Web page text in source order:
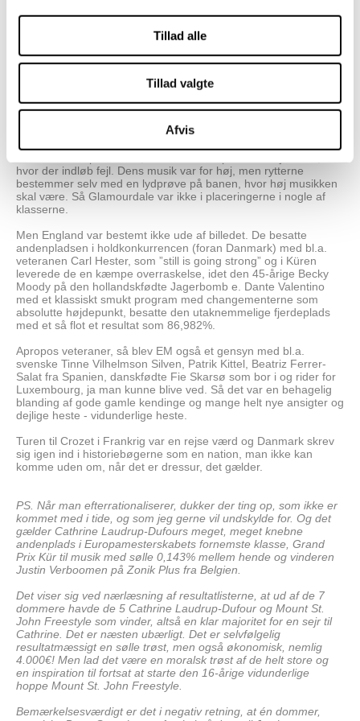
Tillad alle
Tillad valgte
Afvis
opfanger bevægelsen bagfra, og så er den lidt åben fortil. Men
selvfølgelig er den øvelsesstærk, ellers blev den ikke placeret,
Ved VM i Herning i 2022 var den sorte nu 14-årige KWPN-hingst
Glamourdale, som starter for England og rides af britiske
Charlotte Fry, og som delvis ejes af Charlotte Fry selv, men
også af hollandske Van Olst Horses, på alles læber. Den vandt
den var uslåelig i al evighed. Men ved dette EM havde den bl.a.
problemer i nogle piaffer og dertil hørende overgange, og i
hvor der indløb fejl. Dens musik var for høj, men rytterne
bestemmer selv med en lydprøve på banen, hvor høj musikken
skal være. Så Glamourdale var ikke i placeringerne i nogle af
klasserne.
Men England var bestemt ikke ude af billedet. De besatte
andenpladsen i holdkonkurrencen (foran Danmark) med bl.a.
veteranen Carl Hester, som ”still is going strong” og i Küren
leverede de en kæmpe overraskelse, idet den 45-årige Becky
Moody på den hollandskfødte Jagerbomb e. Dante Valentino
med et klassiskt smukt program med changementerne som
absolutte højdepunkt, besatte den utaknemmelige fjerdeplads
med et så flot et resultat som 86,982%.
Apropos veteraner, så blev EM også et gensyn med bl.a.
svenske Tinne Vilhelmson Silven, Patrik Kittel, Beatriz Ferrer-
Salat fra Spanien, danskfødte Fie Skarsø som bor i og rider for
Luxembourg, ja man kunne blive ved. Så det var en behagelig
blanding af gode gamle kendinge og mange helt nye ansigter og
dejlige heste - vidunderlige heste.
Turen til Crozet i Frankrig var en rejse værd og Danmark skrev
sig igen ind i historiebøgerne som en nation, man ikke kan
komme uden om, når det er dressur, det gælder.
PS. Når man efterrationaliserer, dukker der ting op, som ikke er
kommet med i tide, og som jeg gerne vil undskylde for. Og det
gælder Cathrine Laudrup-Dufours meget, meget knebne
andenplads i Europamesterskabets fornemste klasse, Grand
Prix Kür til musik med sølle 0,143% mellem hende og vinderen
Justin Verboomen på Zonik Plus fra Belgien.
Det viser sig ved nærlæsning af resultatlisterne, at ud af de 7
dommere havde de 5 Cathrine Laudrup-Dufour og Mount St.
John Freestyle som vinder, altså en klar majoritet for en sejr til
Cathrine. Det er næsten ubærligt. Det er selvfølgelig
resultatmæssigt en sølle trøst, men også økonomisk, nemlig
4.000€! Men lad det være en moralsk trøst af de helt store og
en inspiration til fortsat at starte den 16-årige vidunderlige
hoppe Mount St. John Freestyle.
Bemærkelsesværdigt er det i negativ retning, at én dommer,